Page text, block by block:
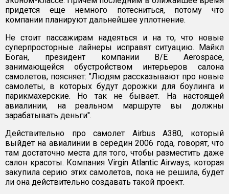
придется еще немного потесниться, потому что
компании планируют дальнейшее уплотнение.
Не стоит пассажирам надеяться и на то, что новые
суперпросторные лайнеры исправят ситуацию. Майкл
Боган, президент компании B/E Aerospace,
занимающейся обустройством интерьеров салона
самолетов, поясняет: "Людям рассказывают про новые
самолеты, в которых будут дорожки для боулинга и
парикмахерские. Но так не бывает. На настоящей
авиалинии, на реальном маршруте вы должны
зарабатывать деньги".
Действительно про самолет Airbus A380, который
выйдет на авиалинии в середин 2006 года, говорят, что
там достаточно места для того, чтобы разместить даже
салон красоты. Компания Virgin Atlantic Airways, которая
закупила серию этих самолетов, пока не решила, будет
ли она действительно создавать такой проект.